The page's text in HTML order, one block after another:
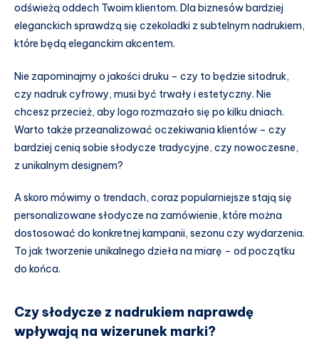
odświeżą oddech Twoim klientom. Dla biznesów bardziej
eleganckich sprawdzą się czekoladki z subtelnym nadrukiem,
które będą eleganckim akcentem.
Nie zapominajmy o jakości druku – czy to będzie sitodruk,
czy nadruk cyfrowy, musi być trwały i estetyczny. Nie
chcesz przecież, aby logo rozmazało się po kilku dniach.
Warto także przeanalizować oczekiwania klientów – czy
bardziej cenią sobie słodycze tradycyjne, czy nowoczesne,
z unikalnym designem?
A skoro mówimy o trendach, coraz popularniejsze stają się
personalizowane słodycze na zamówienie, które można
dostosować do konkretnej kampanii, sezonu czy wydarzenia.
To jak tworzenie unikalnego dzieła na miarę – od początku
do końca.
Czy słodycze z nadrukiem naprawdę
wpływają na wizerunek marki?